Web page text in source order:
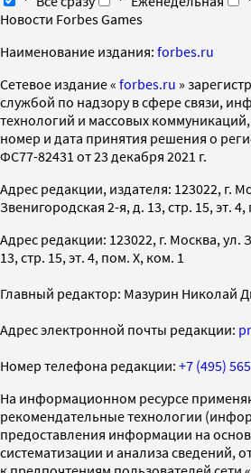
Новости Forbes Games
Наименование издания: forbes.ru
Cетевое издание « forbes.ru »
службой по надзору в сфере связи,
технологий и массовых
номер и дата принятия решения о
ФС77-82431 от 23 декабря 2021 г.
Адрес редакции, издателя: 123022, г.
Звенигородская 2-я, д. 13, стр. 15, эт. 4,
Адрес редакции: 123022, г. Москва, ул.
13, стр. 15, эт. 4, пом. X, ком. 1
Главный редактор: Мазурин Николай
Адрес электронной почты редакции:
Номер телефона редакции: +7 (495)
На информационном ресурсе
рекомендательные технологии
предоставления информации на
систематизации и анализа сведений,